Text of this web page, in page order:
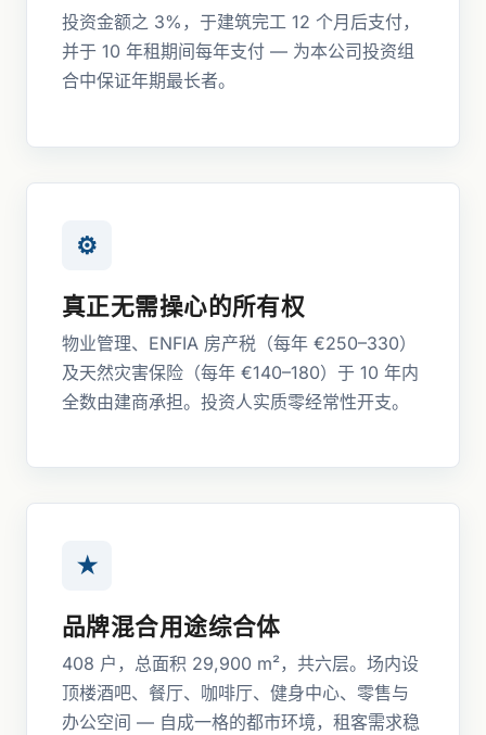
投资金额之 3%，于建筑完工 12 个月后支付，
并于 10 年租期间每年支付 — 为本公司投资组
合中保证年期最长者。
⚙︎
真正无需操心的所有权
物业管理、ENFIA 房产税（每年 €250–330）
及天然灾害保险（每年 €140–180）于 10 年内
全数由建商承担。投资人实质零经常性开支。
★
品牌混合用途综合体
408 户，总面积 29,900 m²，共六层。场内设
顶楼酒吧、餐厅、咖啡厅、健身中心、零售与
办公空间 — 自成一格的都市环境，租客需求稳